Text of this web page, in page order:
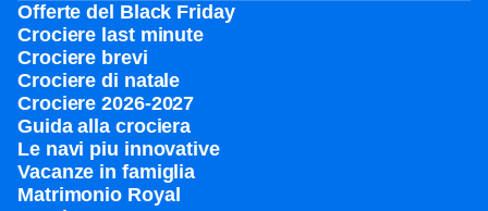
Offerte del Black Friday
Crociere last minute
Crociere brevi​
Crociere di natale​
Crociere 2026-2027
Guida alla crociera
Le navi piu innovative
Vacanze in famiglia
Matrimonio Royal